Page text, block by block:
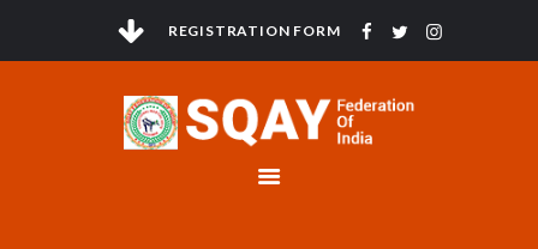
REGISTRATION FORM
HOME